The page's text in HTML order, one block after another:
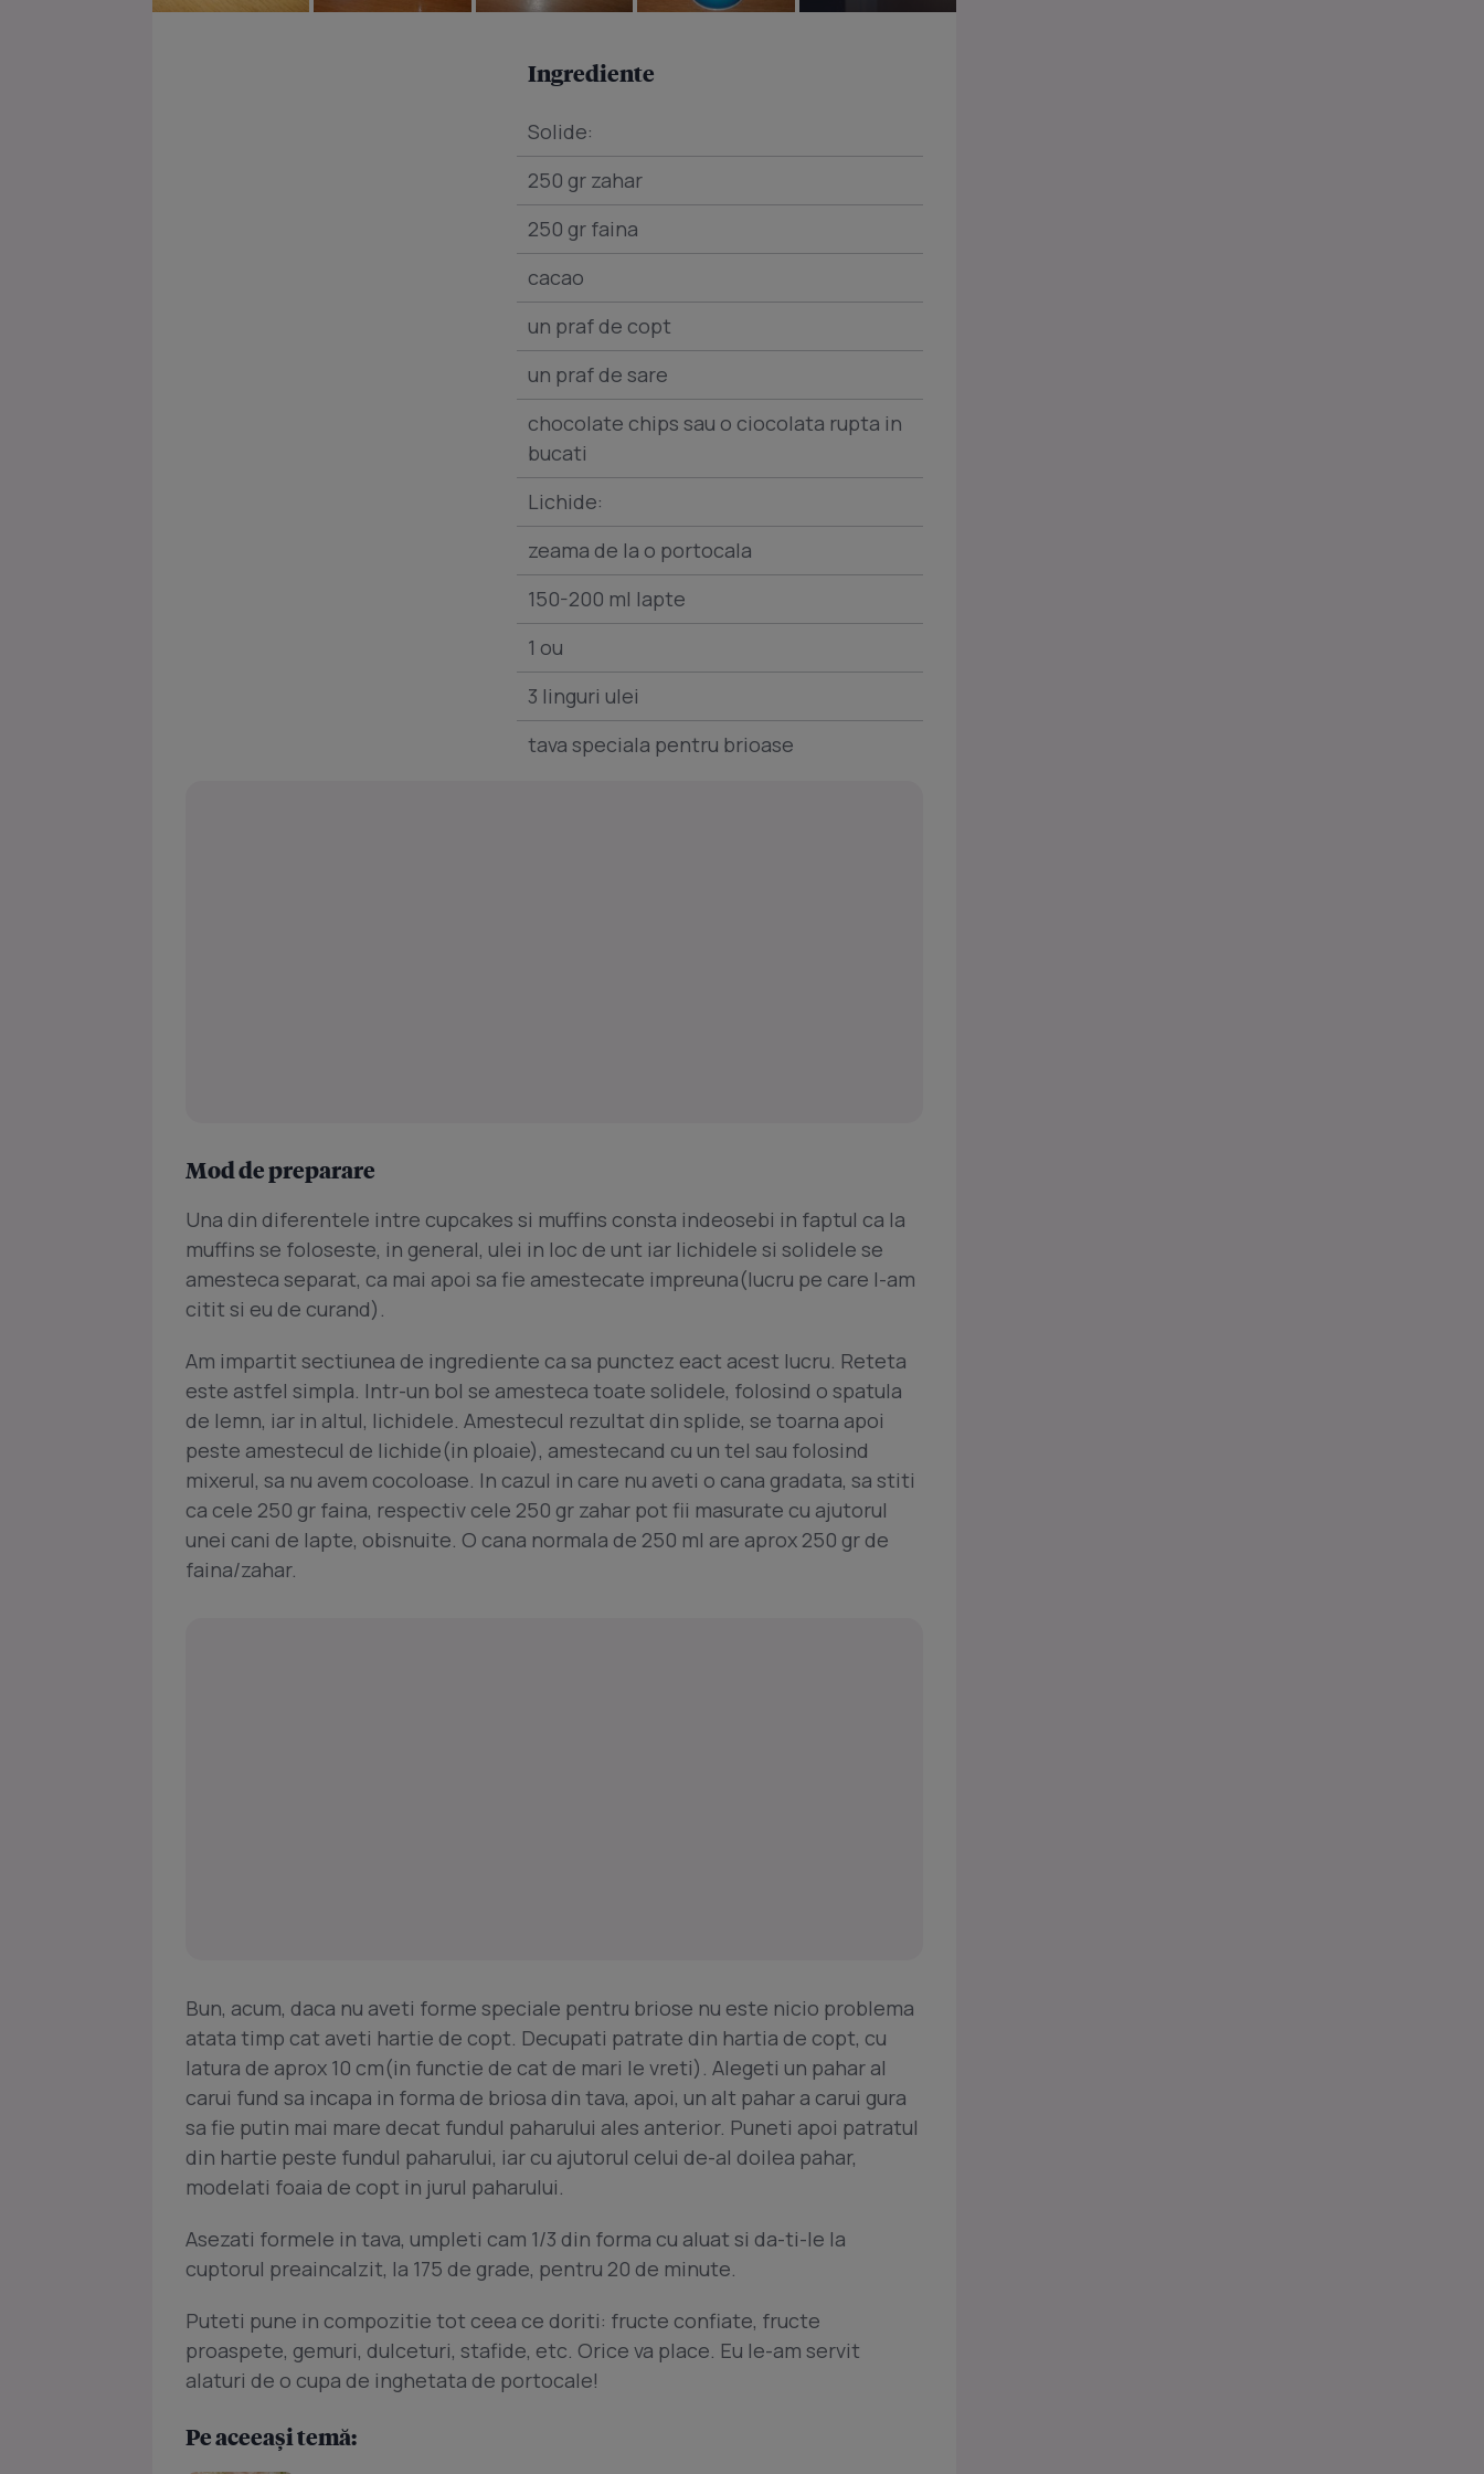
Ingrediente
Solide:
250 gr zahar
250 gr faina
cacao
un praf de copt
un praf de sare
chocolate chips sau o ciocolata rupta in
bucati
Lichide:
zeama de la o portocala
150-200 ml lapte
1 ou
3 linguri ulei
tava speciala pentru brioase
Mod de preparare
Una din diferentele intre cupcakes si muffins consta indeosebi in faptul ca la
muffins se foloseste, in general, ulei in loc de unt iar lichidele si solidele se
amesteca separat, ca mai apoi sa fie amestecate impreuna(lucru pe care l-am
citit si eu de curand).
Am impartit sectiunea de ingrediente ca sa punctez eact acest lucru. Reteta
este astfel simpla. Intr-un bol se amesteca toate solidele, folosind o spatula
de lemn, iar in altul, lichidele. Amestecul rezultat din splide, se toarna apoi
peste amestecul de lichide(in ploaie), amestecand cu un tel sau folosind
mixerul, sa nu avem cocoloase. In cazul in care nu aveti o cana gradata, sa stiti
ca cele 250 gr faina, respectiv cele 250 gr zahar pot fii masurate cu ajutorul
unei cani de lapte, obisnuite. O cana normala de 250 ml are aprox 250 gr de
faina/zahar.
Bun, acum, daca nu aveti forme speciale pentru briose nu este nicio problema
atata timp cat aveti hartie de copt. Decupati patrate din hartia de copt, cu
latura de aprox 10 cm(in functie de cat de mari le vreti). Alegeti un pahar al
carui fund sa incapa in forma de briosa din tava, apoi, un alt pahar a carui gura
sa fie putin mai mare decat fundul paharului ales anterior. Puneti apoi patratul
din hartie peste fundul paharului, iar cu ajutorul celui de-al doilea pahar,
modelati foaia de copt in jurul paharului.
Asezati formele in tava, umpleti cam 1/3 din forma cu aluat si da-ti-le la
cuptorul preaincalzit, la 175 de grade, pentru 20 de minute.
Puteti pune in compozitie tot ceea ce doriti: fructe confiate, fructe
proaspete, gemuri, dulceturi, stafide, etc. Orice va place. Eu le-am servit
alaturi de o cupa de inghetata de portocale!
Pe aceeași temă: